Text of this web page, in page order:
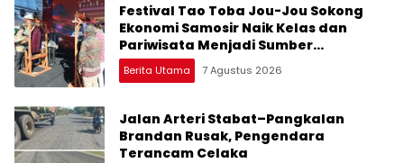
Festival Tao Toba Jou-Jou Sokong
Ekonomi Samosir Naik Kelas dan
Pariwisata Menjadi Sumber
Pertumbuhan Ekonomi Baru
Berita Utama 7 Agustus 2026
Jalan Arteri Stabat–Pangkalan
Brandan Rusak, Pengendara
Terancam Celaka